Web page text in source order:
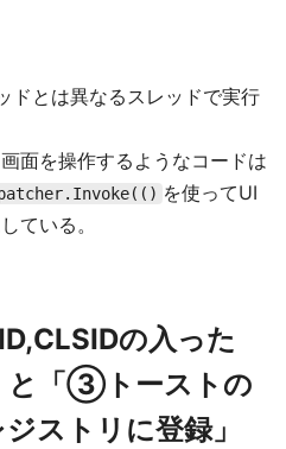
とは異なるスレッドで実行
面を操作するようなコードは
を使ってUI
ている。
の入った
と「③トーストの
ストリに登録」